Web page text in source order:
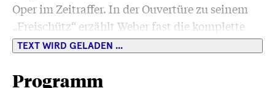
Oper im Zeitraffer. In der Ouvertüre zu seinem
„Freischütz“ erzählt Weber fast die komplette
Handlung der Oper, inklusive Dorfromantik und
Hörner, sie symbolisieren, Jagd, Wald und
TEXT WIRD GELADEN ...
Programm